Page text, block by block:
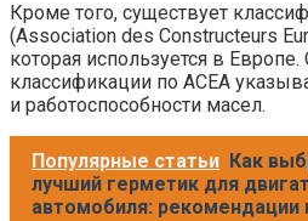
Кроме того, существует
(Association des Constructeurs
которая используется в
классификации по ACEA
и работоспособности масел.
Популярные статьи Как
лучший герметик для
автомобиля: рекомендации